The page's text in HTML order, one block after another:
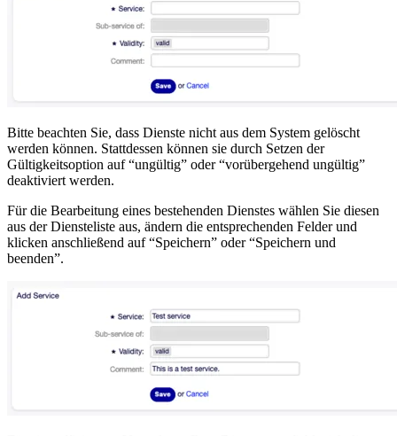
Bitte beachten Sie, dass Dienste nicht aus dem System gelöscht
werden können. Stattdessen können sie durch Setzen der
Gültigkeitsoption auf “ungültig” oder “vorübergehend ungültig”
deaktiviert werden.
Für die Bearbeitung eines bestehenden Dienstes wählen Sie diesen
aus der Diensteliste aus, ändern die entsprechenden Felder und
klicken anschließend auf “Speichern” oder “Speichern und
beenden”.